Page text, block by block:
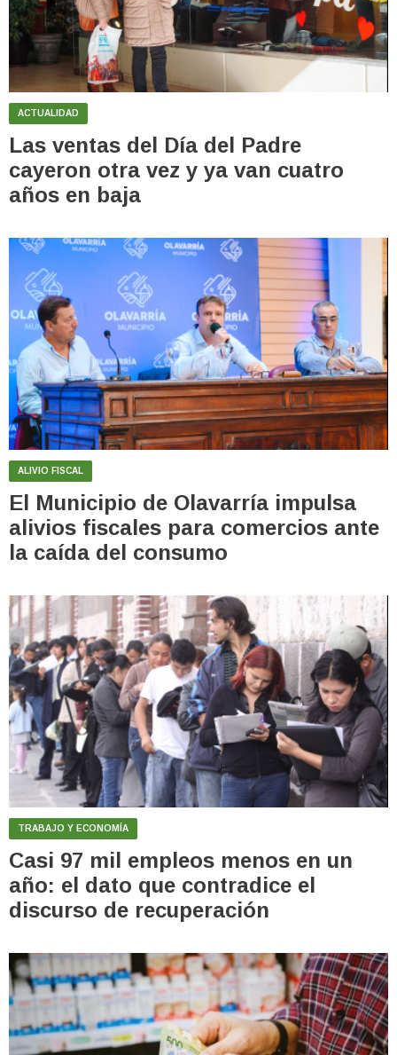
ACTUALIDAD
Las ventas del Día del Padre
cayeron otra vez y ya van cuatro
años en baja
ALIVIO FISCAL
El Municipio de Olavarría impulsa
alivios fiscales para comercios ante
la caída del consumo
TRABAJO Y ECONOMÍA
Casi 97 mil empleos menos en un
año: el dato que contradice el
discurso de recuperación